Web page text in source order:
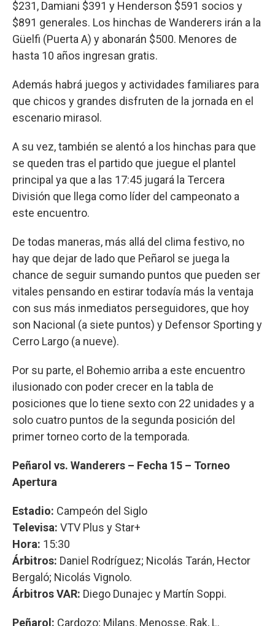
$231, Damiani $391 y Henderson $591 socios y
$891 generales. Los hinchas de Wanderers irán a la
Güelfi (Puerta A) y abonarán $500. Menores de
hasta 10 años ingresan gratis.
Además habrá juegos y actividades familiares para
que chicos y grandes disfruten de la jornada en el
escenario mirasol.
A su vez, también se alentó a los hinchas para que
se queden tras el partido que juegue el plantel
principal ya que a las 17:45 jugará la Tercera
División que llega como líder del campeonato a
este encuentro.
De todas maneras, más allá del clima festivo, no
hay que dejar de lado que Peñarol se juega la
chance de seguir sumando puntos que pueden ser
vitales pensando en estirar todavía más la ventaja
con sus más inmediatos perseguidores, que hoy
son Nacional (a siete puntos) y Defensor Sporting y
Cerro Largo (a nueve).
Por su parte, el Bohemio arriba a este encuentro
ilusionado con poder crecer en la tabla de
posiciones que lo tiene sexto con 22 unidades y a
solo cuatro puntos de la segunda posición del
primer torneo corto de la temporada.
Peñarol vs. Wanderers – Fecha 15 – Torneo
Apertura
Estadio: Campeón del Siglo
Televisa: VTV Plus y Star+
Hora: 15:30
Árbitros: Daniel Rodríguez; Nicolás Tarán, Hector
Bergaló; Nicolás Vignolo.
Árbitros VAR: Diego Dunajec y Martín Soppi.
Peñarol: Cardozo; Milans, Menosse, Rak, L.